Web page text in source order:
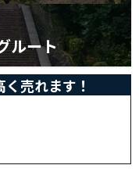
ルート
売れます！